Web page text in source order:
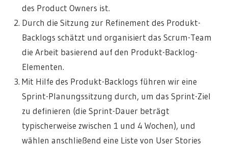
des Product Owners ist.
Durch die Sitzung zur Refinement des Produkt-
Backlogs schätzt und organisiert das Scrum-Team
die Arbeit basierend auf den Produkt-Backlog-
Elementen.
Mit Hilfe des Produkt-Backlogs führen wir eine
Sprint-Planungssitzung durch, um das Sprint-Ziel
zu definieren (die Sprint-Dauer beträgt
typischerweise zwischen 1 und 4 Wochen), und
wählen anschließend eine Liste von User Stories